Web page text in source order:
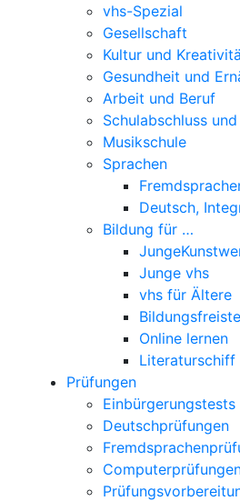
vhs-Spezial
Gesellschaft
Kultur und
Gesundheit und
Arbeit und Beruf
Schulabschluss
Musikschule
Sprachen
Deutsch,
Bildung für …
Junge vhs
vhs für Ältere
Online lernen
Literaturschiff
Prüfungen
Einbürgerungstests
Deutschprüfungen